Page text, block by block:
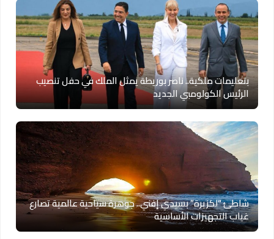
بتعليمات ملكية.. ناصر بوريطة يمثل الملك في حفل تنصيب
الرئيس الكولومبي الجديد
شاطئ “لكزيرة” بسيدي إفني.. جوهرة سياحية عالمية تصارع
غياب التجهيزات الأساسية